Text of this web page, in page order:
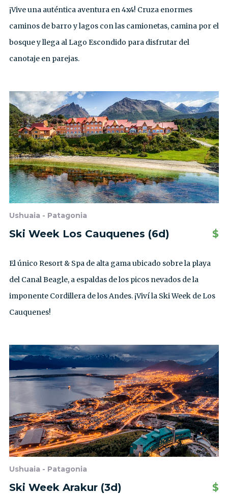
¡Vive una auténtica aventura en 4x4! Cruza enormes
caminos de barro y lagos con las camionetas, camina por el
bosque y llega al Lago Escondido para disfrutar del
canotaje en parejas.
Ushuaia - Patagonia
Ski Week Los Cauquenes (6d) $
El único Resort & Spa de alta gama ubicado sobre la playa
del Canal Beagle, a espaldas de los picos nevados de la
imponente Cordillera de los Andes. ¡Viví la Ski Week de Los
Cauquenes!
Ushuaia - Patagonia
Ski Week Arakur (3d) $